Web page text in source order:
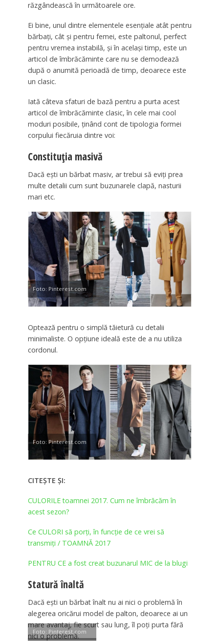
răzgândească în următoarele ore.
Ei bine, unul dintre elementele esențiale atât pentru
bărbați, cât și pentru femei, este paltonul, perfect
pentru vremea instabilă, și în același timp, este un
articol de îmbrăcăminte care nu se demodează
după o anumită perioadă de timp, deoarece este
un clasic.
Iată câteva sfaturi de bază pentru a purta acest
articol de îmbrăcăminte clasic, în cele mai cool
moduri posibile, ținând cont de tipologia formei
corpului fiecăruia dintre voi:
Constituția masivă
Dacă ești un bărbat masiv, ar trebui să eviți prea
multe detalii cum sunt buzunarele clapă, nasturii
mari etc.
Foto: Pinterest.com
Optează pentru o simplă tăietură cu detalii
minimaliste. O opțiune ideală este de a nu utiliza
cordonul.
Foto: Pinterest.com
CITEȘTE ȘI:
CULORILE toamnei 2017. Cum ne îmbrăcăm în
acest sezon?
Ce CULORI să porți, în funcție de ce vrei să
transmiți / TOAMNĂ 2017
PENTRU CE a fost creat buzunarul MIC de la blugi
Statură înaltă
Dacă ești un bărbat înalt nu ai nici o problemă în
alegerea oricărui model de palton, deoarece ai un
mare avantaj, fie scurt sau lung, îl poți purta fără
nici o problemă.
Foto: Pinterest.com